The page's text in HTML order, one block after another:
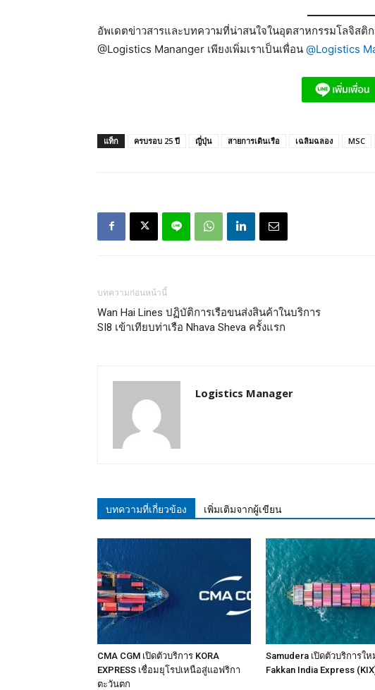
อัพเดตข่าวสารและบทความที่น่าสนใจในอุตสาหกรรมโลจิสติ
@Logistics Mananger เพียงเพิ่มเราเป็นเพื่อน @Logistics
แท็ก ครบรอบ 25 ปี ญี่ปุ่น สายการเดินเรือ เฉลิมฉลอง MSC
บทความก่อนหน้านี้
Wan Hai Lines ปฏิบัติการเรือขนส่งสินค้าในบริการ
SI8 เข้าเทียบท่าเรือ Nhava Sheva ครั้งแรก
Logistics Manager
บทความที่เกี่ยวข้อง เพิ่มเติมจากผู้เขียน
CMA CGM เปิดตัวบริการ KORA
EXPRESS เชื่อมยุโรปเหนือสู่แอฟริกา
ตะวันตก
Samudera เปิดตัวบริการใ
Fakkan India Express